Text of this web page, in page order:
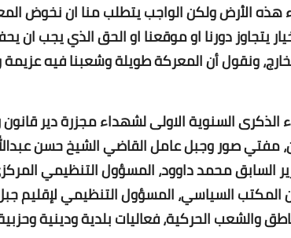
هذه الأرض ولكن الواجب يتطلب منا ان نخوض
يتجاوز دورنا او موقعنا او الحق الذي يجب ان
ونقول أن المعركة طويلة وشعبنا فيه
الذكرى السنوية الاولى لشهداء مجزرة دير
مفتي صور وجبل عامل القاضي الشيخ حسن
السابق محمد داوود، المسؤول التنظيمي
المكتب السياسي، المسؤول التنظيمي لإقليم
والشعب الحركية، فعاليات بلدية ودينية